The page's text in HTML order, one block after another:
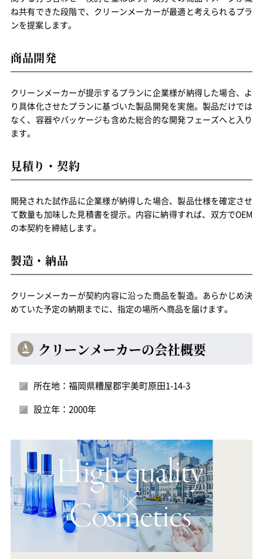
ね共有できた段階で、クリーンメーカーが最適と考えられるプラ
ンを提案します。
商品開発
クリーンメーカーが提示するプランに企業様が納得した場合、よ
り具体化させたプランに基づいた製品開発を実施。製品だけでは
なく、容器やパッケージも含めた総合的な開発フェーズへと入り
ます。
見積り・契約
開発された試作品に企業様が納得した場合、製品仕様を確定させ
て数量も加味した見積書を提示。内容に納得すれば、双方でOEM
の本契約を締結します。
製造・納品
クリーンメーカーが契約内容に沿った商品を製造。あらかじめ決
めていた予定の納期までに、指定の場所へ商品を届けます。
クリーンメーカーの会社概要
所在地：福岡県糟屋郡宇美町原田1-14-3
設立年：2000年